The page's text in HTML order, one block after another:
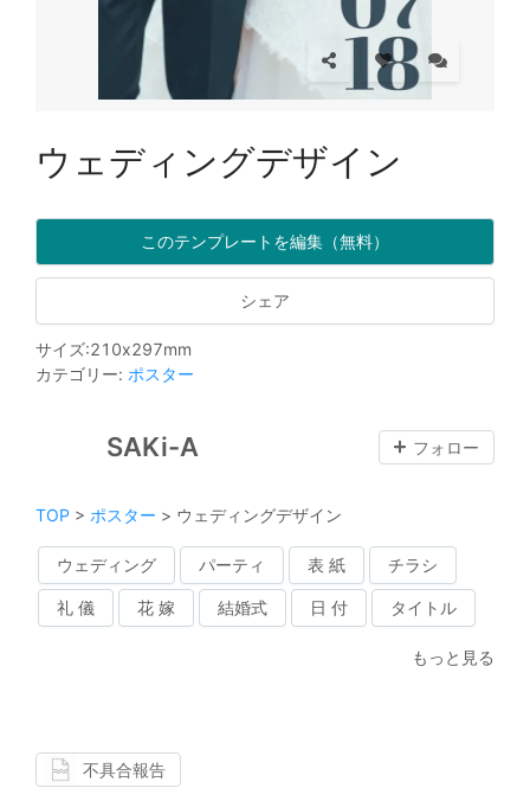
ウェディングデザイン
このテンプレートを編集（無料）
シェア
サイズ:210x297mm
カテゴリー: ポスター
SAKi-A フォロー
TOP > ポスター > ウェディングデザイン
ウェディング パーティ 表 紙 チラシ
礼 儀 花 嫁 結婚式 日 付 タイトル
もっと見る
不具合報告